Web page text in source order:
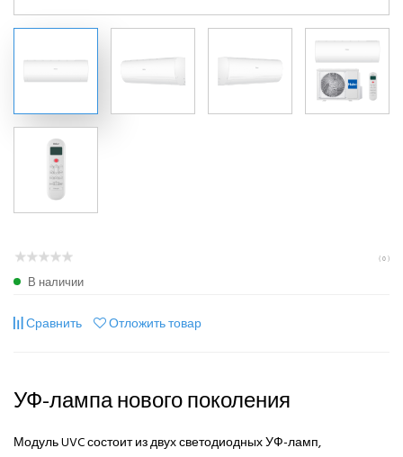
( 0 )
В наличии
Сравнить Отложить товар
УФ-лампа нового поколения
Модуль UVC состоит из двух светодиодных УФ-ламп,